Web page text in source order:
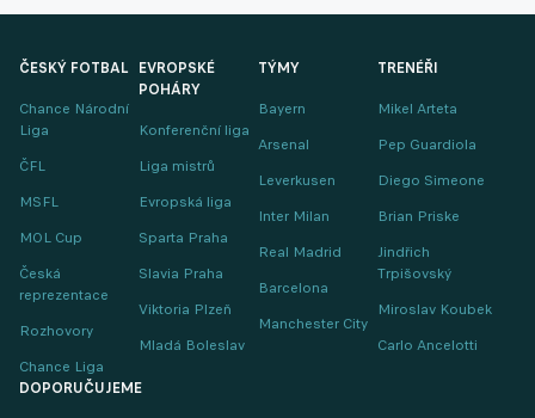
ČESKÝ FOTBAL
Chance Národní
Liga
ČFL
MSFL
MOL Cup
Česká
reprezentace
Rozhovory
Chance Liga
EVROPSKÉ
POHÁRY
Konferenční liga
Liga mistrů
Evropská liga
Sparta Praha
Slavia Praha
Viktoria Plzeň
Mladá Boleslav
TÝMY
Bayern
Arsenal
Leverkusen
Inter Milan
Real Madrid
Barcelona
Manchester City
TRENÉŘI
Mikel Arteta
Pep Guardiola
Diego Simeone
Brian Priske
Jindřich
Trpišovský
Miroslav Koubek
Carlo Ancelotti
DOPORUČUJEME